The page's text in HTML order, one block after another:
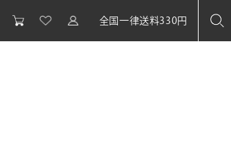
全国一律送料330円